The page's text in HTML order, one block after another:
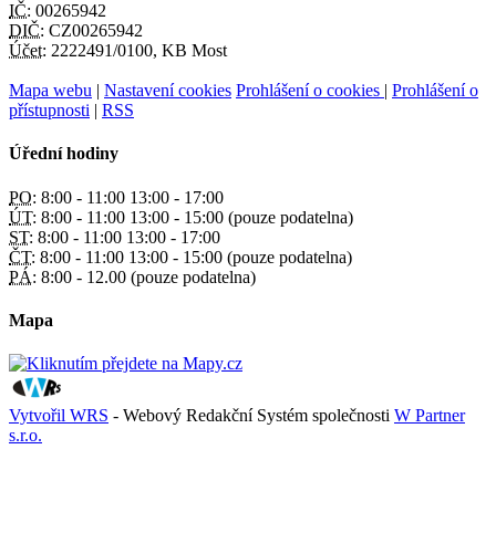
IČ: 00265942
DIČ: CZ00265942
Účet: 2222491/0100, KB Most
Mapa webu | Nastavení cookies Prohlášení o cookies | Prohlášení o
přístupnosti | RSS
Úřední hodiny
PO: 8:00 - 11:00 13:00 - 17:00
ÚT: 8:00 - 11:00 13:00 - 15:00 (pouze podatelna)
ST: 8:00 - 11:00 13:00 - 17:00
ČT: 8:00 - 11:00 13:00 - 15:00 (pouze podatelna)
PÁ: 8:00 - 12.00 (pouze podatelna)
Mapa
Vytvořil WRS - Webový Redakční Systém společnosti W Partner
s.r.o.